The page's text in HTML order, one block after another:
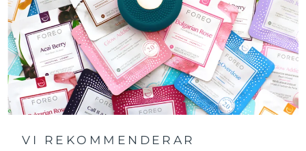
VI REKOMMENDERAR